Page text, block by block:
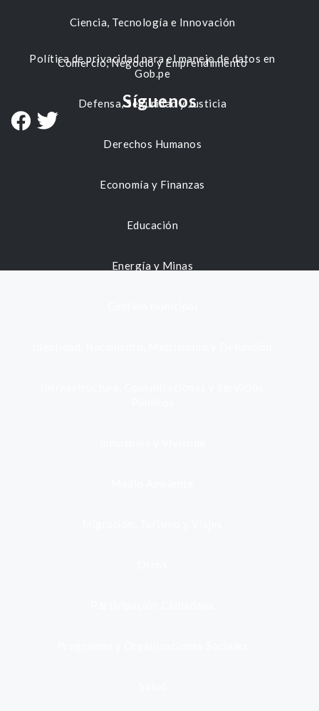
Ciencia, Tecnología e Innovación
Comercio, Negocio y Emprendimiento
Defensa, Seguridad y Justicia
Derechos Humanos
Economía y Finanzas
Educación
Energía y Minas
Política de privacidad para el manejo de datos en
Gob.pe
Síguenos